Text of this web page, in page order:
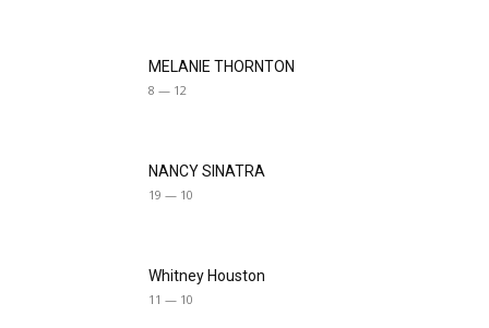
MELANIE THORNTON
8 — 12
NANCY SINATRA
19 — 10
Whitney Houston
11 — 10